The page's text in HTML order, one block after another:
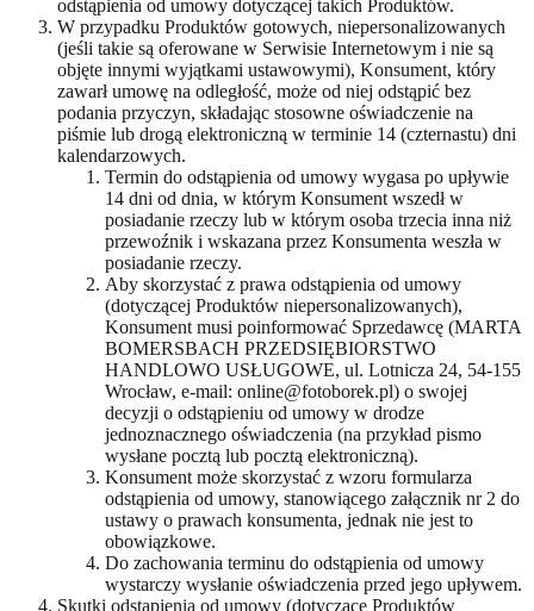
odstąpienia od umowy dotyczącej takich Produktów.
W przypadku Produktów gotowych, niepersonalizowanych
(jeśli takie są oferowane w Serwisie Internetowym i nie są
objęte innymi wyjątkami ustawowymi), Konsument, który
zawarł umowę na odległość, może od niej odstąpić bez
podania przyczyn, składając stosowne oświadczenie na
piśmie lub drogą elektroniczną w terminie 14 (czternastu) dni
kalendarzowych.
Termin do odstąpienia od umowy wygasa po upływie
14 dni od dnia, w którym Konsument wszedł w
posiadanie rzeczy lub w którym osoba trzecia inna niż
przewoźnik i wskazana przez Konsumenta weszła w
posiadanie rzeczy.
Aby skorzystać z prawa odstąpienia od umowy
(dotyczącej Produktów niepersonalizowanych),
Konsument musi poinformować Sprzedawcę (MARTA
BOMERSBACH PRZEDSIĘBIORSTWO
HANDLOWO USŁUGOWE, ul. Lotnicza 24, 54-155
Wrocław, e-mail: online@fotoborek.pl) o swojej
decyzji o odstąpieniu od umowy w drodze
jednoznacznego oświadczenia (na przykład pismo
wysłane pocztą lub pocztą elektroniczną).
Konsument może skorzystać z wzoru formularza
odstąpienia od umowy, stanowiącego załącznik nr 2 do
ustawy o prawach konsumenta, jednak nie jest to
obowiązkowe.
Do zachowania terminu do odstąpienia od umowy
wystarczy wysłanie oświadczenia przed jego upływem.
Skutki odstąpienia od umowy (dotyczące Produktów